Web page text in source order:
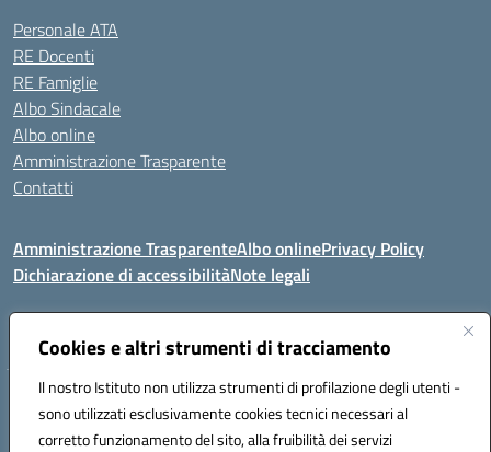
Cookies e altri strumenti di tracciamento
Il nostro Istituto non utilizza strumenti di profilazione degli utenti -
sono utilizzati esclusivamente cookies tecnici necessari al
corretto funzionamento del sito, alla fruibilità dei servizi
Personale ATA
RE Docenti
RE Famiglie
Albo Sindacale
Albo online
Amministrazione Trasparente
Contatti
Amministrazione TrasparenteAlbo onlinePrivacy Policy
Dichiarazione di accessibilitàNote legali
Codice fiscale: 81000450908 Codice meccanografico: SSIC80600X